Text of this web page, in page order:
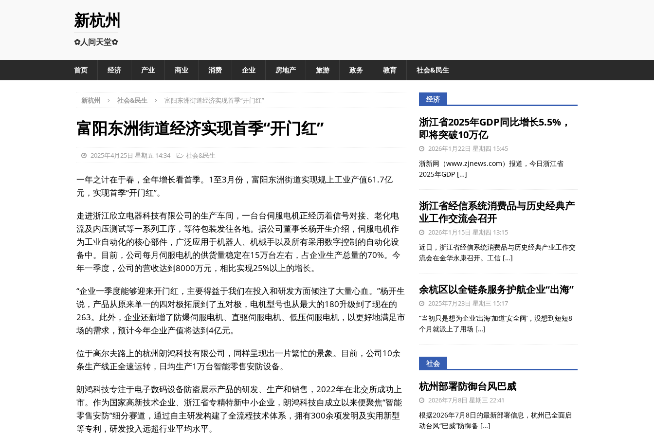
新杭州
✿人间天堂✿
首页 经济 产业 商业 消费 企业 房地产 旅游 政务 教育 社会&民生
新杭州 社会&民生 富阳东洲街道经济实现首季“开门红”
富阳东洲街道经济实现首季“开门红”
2025年4月25日 星期五 14:34 社会&民生
一年之计在于春，全年增长看首季。1至3月份，富阳东洲街道实现规上工业产值61.7亿
元，实现首季“开门红”。
走进浙江欣立电器科技有限公司的生产车间，一台台伺服电机正经历着信号对接、老化电
流及内压测试等一系列工序，等待包装发往各地。据公司董事长杨开生介绍，伺服电机作
为工业自动化的核心部件，广泛应用于机器人、机械手以及所有采用数字控制的自动化设
备中。目前，公司每月伺服电机的供货量稳定在15万台左右，占企业生产总量的70%。今
年一季度，公司的营收达到8000万元，相比实现25%以上的增长。
“企业一季度能够迎来开门红，主要得益于我们在投入和研发方面倾注了大量心血。”杨开生
说，产品从原来单一的四对极拓展到了五对极，电机型号也从最大的180升级到了现在的
263。此外，企业还新增了防爆伺服电机、直驱伺服电机、低压伺服电机，以更好地满足市
场的需求，预计今年企业产值将达到4亿元。
位于高尔夫路上的杭州朗鸿科技有限公司，同样呈现出一片繁忙的景象。目前，公司10余
条生产线正全速运转，日均生产1万台智能零售安防设备。
朗鸿科技专注于电子数码设备防盗展示产品的研发、生产和销售，2022年在北交所成功上
市。作为国家高新技术企业、浙江省专精特新中小企业，朗鸿科技自成立以来便聚焦“智能
零售安防”细分赛道，通过自主研发构建了全流程技术体系，拥有300余项发明及实用新型
等专利，研发投入远超行业平均水平。
经济
浙江省2025年GDP同比增长5.5%，
即将突破10万亿
2026年1月22日 星期四 15:45
浙新网（www.zjnews.com）报道，今日浙江省
2025年GDP […]
浙江省经信系统消费品与历史经典产
业工作交流会召开
2026年1月15日 星期四 13:15
近日，浙江省经信系统消费品与历史经典产业工作交
流会在金华永康召开。工信 […]
余杭区以全链条服务护航企业“出海”
2025年7月23日 星期三 15:17
“当初只是想为企业‘出海’加道‘安全阀’，没想到短短8
个月就派上了用场 […]
社会
杭州部署防御台风巴威
2026年7月8日 星期三 22:41
根据2026年7月8日的最新部署信息，杭州已全面启
动台风“巴威”防御备 […]